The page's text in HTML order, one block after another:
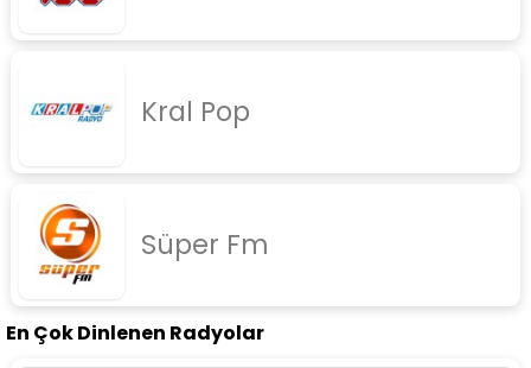
Kral Pop
Süper Fm
En Çok Dinlenen Radyolar